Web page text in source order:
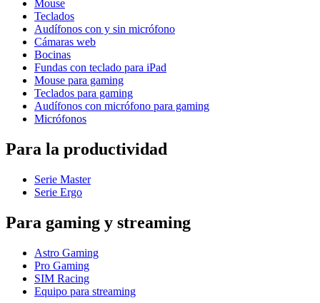
Mouse
Teclados
Audífonos con y sin micrófono
Cámaras web
Bocinas
Fundas con teclado para iPad
Mouse para gaming
Teclados para gaming
Audífonos con micrófono para gaming
Micrófonos
Para la productividad
Serie Master
Serie Ergo
Para gaming y streaming
Astro Gaming
Pro Gaming
SIM Racing
Equipo para streaming